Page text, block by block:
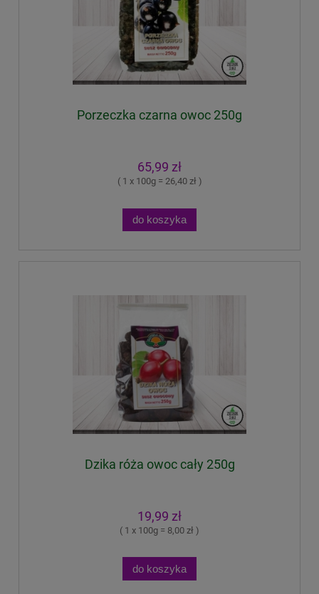
Porzeczka czarna owoc 250g
65,99 zł
( 1 x 100g = 26,40 zł )
do koszyka
Dzika róża owoc cały 250g
19,99 zł
( 1 x 100g = 8,00 zł )
do koszyka